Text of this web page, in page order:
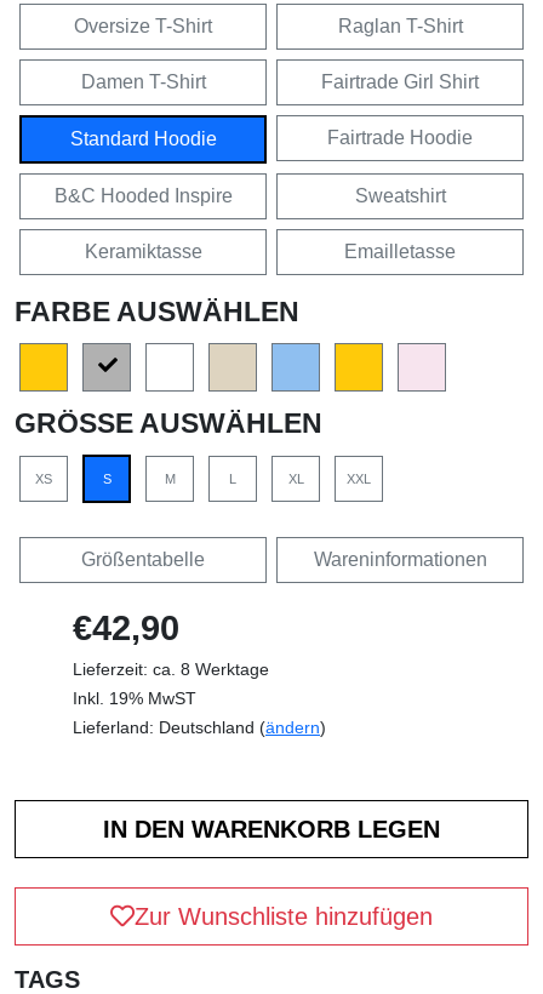
Oversize T-Shirt Raglan T-Shirt
Damen T-Shirt Fairtrade Girl Shirt
Standard Hoodie Fairtrade Hoodie
B&C Hooded Inspire Sweatshirt
Keramiktasse Emailletasse
FARBE AUSWÄHLEN
GRÖSSE AUSWÄHLEN
XS S M L XL XXL
Größentabelle Wareninformationen
€42,90
Lieferzeit: ca. 8 Werktage
Inkl. 19% MwST
Lieferland: Deutschland (ändern)
Zur Wunschliste hinzufügen
TAGS